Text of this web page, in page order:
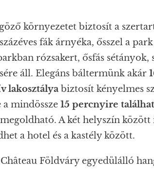
környezetet biztosít a
fák árnyéka, ősszel a
rózsakert, ősfás
áll. Elegáns báltermünk akár
lakosztálya biztosít kényelmes
a mindössze 15 percnyire
A két helyszín
a hotel és a kastély között.
Földváry egyedülálló